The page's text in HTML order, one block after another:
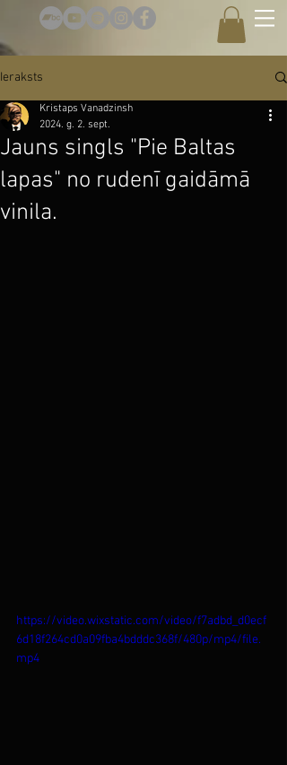
Ieraksts
Jauns singls "Pie Baltas
lapas" no rudenī gaidāmā
vinila.
Kristaps Vanadzinsh
2024. g. 2. sept.
https://video.wixstatic.com/video/f7adbd_d0ecf
6d18f264cd0a09fba4bdddc368f/480p/mp4/file.
mp4